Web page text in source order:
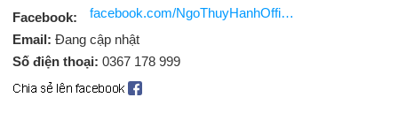
Facebook:
facebook.com/NgoThuyHanhOfficial
Email: Đang cập nhật
Số điện thoại: 0367 178 999